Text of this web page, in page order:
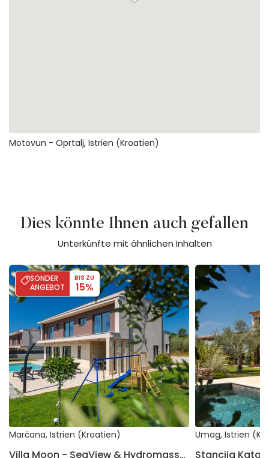
Motovun - Oprtalj, Istrien (Kroatien)
Dies könnte Ihnen auch gefallen
Unterkünfte mit ähnlichen Inhalten
SONDER
ANGEBOT
BIS ZU
15%
Villa Moon - SeaView & Hydromassage
Marčana, Istrien (Kroatien)
Villa Moon - SeaView & Hydromassage
Stancija Katarina
Umag, Istrien
Stancija